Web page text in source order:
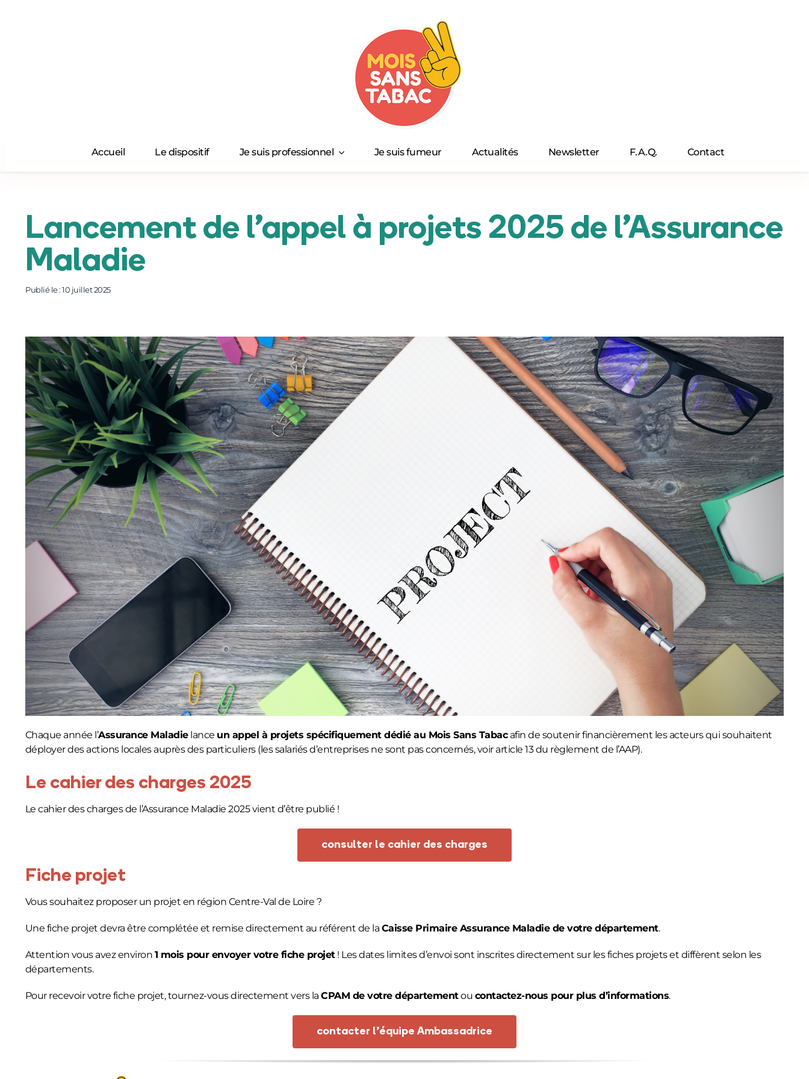
Accueil Le dispositif Je suis professionnel Je suis fumeur Actualités Newsletter F.A.Q. Contact
Lancement de l’appel à projets 2025 de l’Assurance
Maladie
Publié le : 10 juillet 2025
Chaque année l’Assurance Maladielance un appel à projets spécifiquement dédié au Mois Sans Tabacafin de soutenir financièrement les acteurs qui souhaitent
déployer des actions locales auprès des particuliers (les salariés d’entreprises ne sont pas concernés, voir article 13 du règlement de l’AAP).
Le cahier des charges 2025
Le cahier des charges de l’Assurance Maladie 2025 vient d’être publié !
consulter le cahier des charges
Fiche projet
Vous souhaitez proposer un projet en région Centre-Val de Loire ?
Une fiche projet devra être complétée et remise directement au référent de la Caisse Primaire Assurance Maladie de votre département.
Attention vous avez environ 1 mois pour envoyer votre fiche projet! Les dates limites d’envoi sont inscrites directement sur les fiches projets et diffèrent selon les
départements.
Pour recevoir votre fiche projet, tournez-vous directement vers laCPAM de votre départementou contactez-nous pour plus d’informations.
contacter l’équipe Ambassadrice